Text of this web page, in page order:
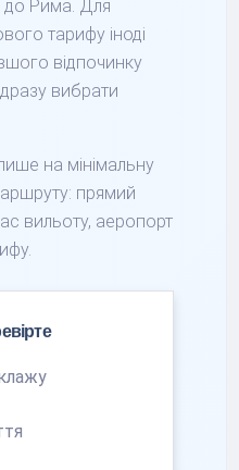
до Рима. Для
тарифу іноді
відпочинку
вибрати
на мінімальну
прямий
вильоту, аеропорт